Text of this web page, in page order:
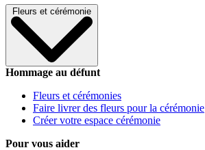
Fleurs et cérémonie
Hommage au défunt
Fleurs et cérémonies
Faire livrer des fleurs pour la cérémonie
Créer votre espace cérémonie
Pour vous aider